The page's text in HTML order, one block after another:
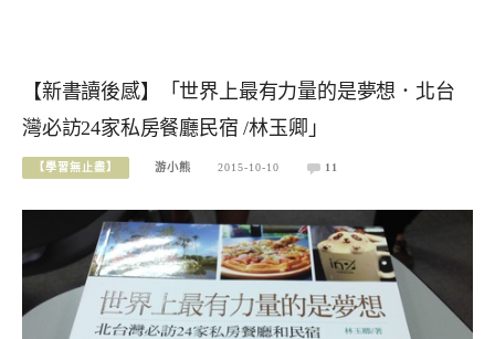
【新書讀後感】「世界上最有力量的是夢想．北台
灣必訪24家私房餐廳民宿 /林玉卿」
【學習無止盡】 游小熊 2015-10-10 11